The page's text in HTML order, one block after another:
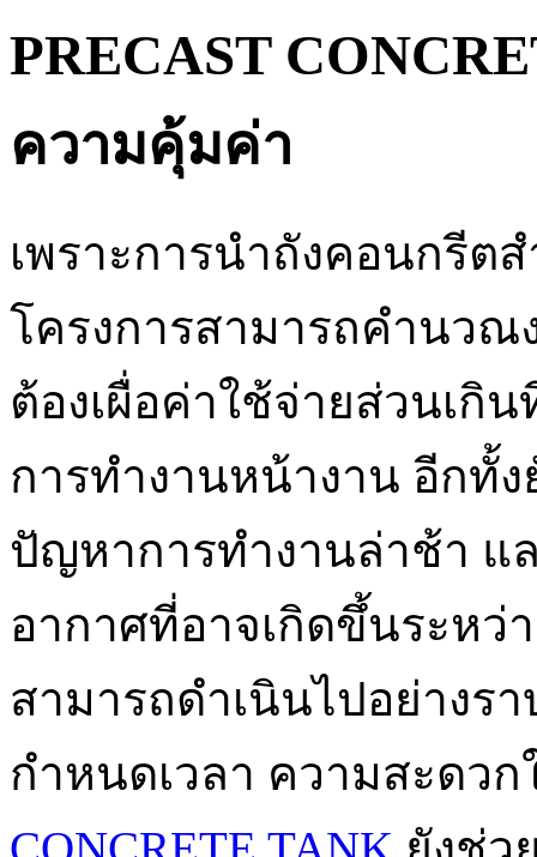
PRECAST
ความคุ้มค่า
เพราะการนำถังคอนกรีต
โครงการสามารถคำนวณ
ต้องเผื่อค่าใช้จ่ายส่วนเกิ
การทำงานหน้างาน อีกทั้
ปัญหาการทำงานล่าช้า แ
อากาศที่อาจเกิดขึ้นระหว่
สามารถดำเนินไปอย่างร
กำหนดเวลา ความสะดวก